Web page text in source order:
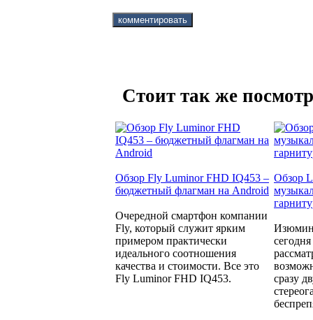
Стоит так же
Обзор Fly Luminor FHD IQ453 –
бюджетный флагман на Android
Очередной смартфон компании
Fly, который служит ярким
примером практически
идеального соотношения
качества и стоимости. Все это
Fly Luminor FHD IQ453.
Обзор
сразу